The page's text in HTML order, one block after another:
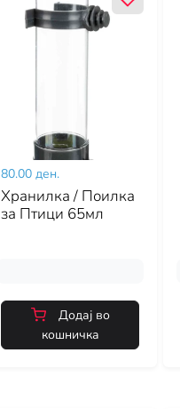
80.00 ден.
Хранилка / Поилка
за Птици 65мл
Додај во
кошничка